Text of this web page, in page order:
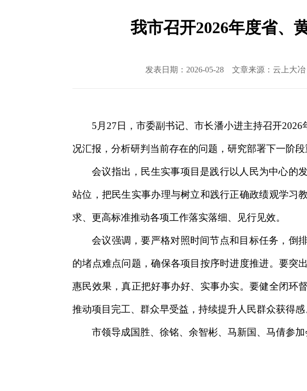
我市召开2026年度省、
发表日期：2026-05-28 文章来源：云上大冶
5月27日，市委副书记、市长潘小进主持召开
况汇报，分析研判当前存在的问题，研究部署下一阶
会议指出，民生实事项目是践行以人民为中心的
站位，把民生实事办理与树立和践行正确政绩观学习
求、更高标准推动各项工作落实落细、见行见效。
会议强调，要严格对照时间节点和目标任务，倒
的堵点难点问题，确保各项目按序时进度推进。要突
惠民效果，真正把好事办好、实事办实。要健全闭环
推动项目完工、群众早受益，持续提升人民群众获得感
市领导成国胜、徐铭、余智彬、马新国、马倩参加